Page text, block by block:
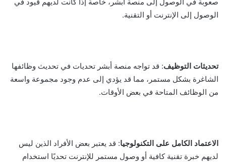
الوصول إلى الإنترنت أو التقنية.
تحديثات التوظيف: قد تواجه منصة أبشر تحديات في تحديث وظائفها
الشاغرة بشكل مستمر، مما قد يؤدي إلى عدم وجود مجموعة واسعة
من الوظائف المتاحة في بعض الأوقات.
الاعتماد الكامل على التكنولوجيا: قد يعتبر بعض الأفراد الذين ليس
لديهم خبرة تقنية كافية أو وصول مستمر للإنترنت تحديًا استخدام